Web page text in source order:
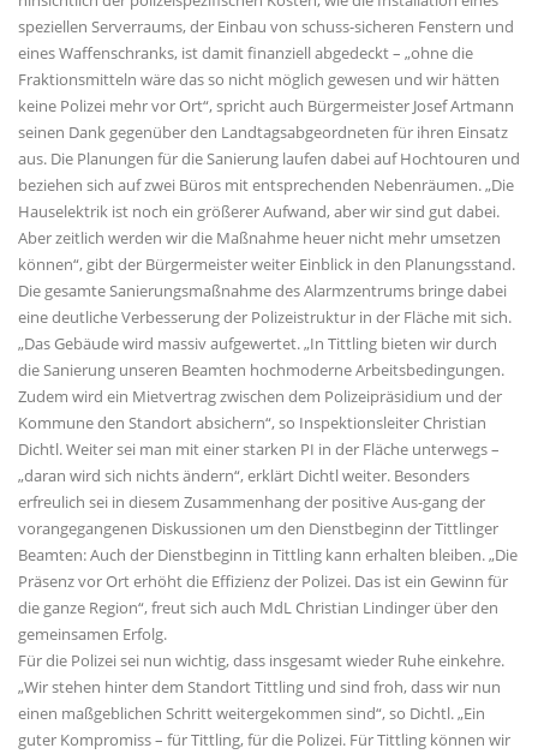
speziellen Serverraums, der Einbau von schuss-sicheren Fenstern und
eines Waffenschranks, ist damit finanziell abgedeckt – „ohne die
Fraktionsmitteln wäre das so nicht möglich gewesen und wir hätten
keine Polizei mehr vor Ort“, spricht auch Bürgermeister Josef Artmann
seinen Dank gegenüber den Landtagsabgeordneten für ihren Einsatz
aus. Die Planungen für die Sanierung laufen dabei auf Hochtouren und
beziehen sich auf zwei Büros mit entsprechenden Nebenräumen. „Die
Hauselektrik ist noch ein größerer Aufwand, aber wir sind gut dabei.
Aber zeitlich werden wir die Maßnahme heuer nicht mehr umsetzen
können“, gibt der Bürgermeister weiter Einblick in den Planungsstand.
Die gesamte Sanierungsmaßnahme des Alarmzentrums bringe dabei
eine deutliche Verbesserung der Polizeistruktur in der Fläche mit sich.
Das Gebäude wird massiv aufgewertet. „In Tittling bieten wir durch
die Sanierung unseren Beamten hochmoderne Arbeitsbedingungen.
Zudem wird ein Mietvertrag zwischen dem Polizeipräsidium und der
Kommune den Standort absichern“, so Inspektionsleiter Christian
Dichtl. Weiter sei man mit einer starken PI in der Fläche unterwegs –
daran wird sich nichts ändern“, erklärt Dichtl weiter. Besonders
erfreulich sei in diesem Zusammenhang der positive Aus-gang der
vorangegangenen Diskussionen um den Dienstbeginn der Tittlinger
Beamten: Auch der Dienstbeginn in Tittling kann erhalten bleiben. „Die
Präsenz vor Ort erhöht die Effizienz der Polizei. Das ist ein Gewinn für
die ganze Region“, freut sich auch MdL Christian Lindinger über den
gemeinsamen Erfolg.
Für die Polizei sei nun wichtig, dass insgesamt wieder Ruhe einkehre.
Wir stehen hinter dem Standort Tittling und sind froh, dass wir nun
einen maßgeblichen Schritt weitergekommen sind“, so Dichtl. „Ein
guter Kompromiss – für Tittling, für die Polizei. Für Tittling können wir